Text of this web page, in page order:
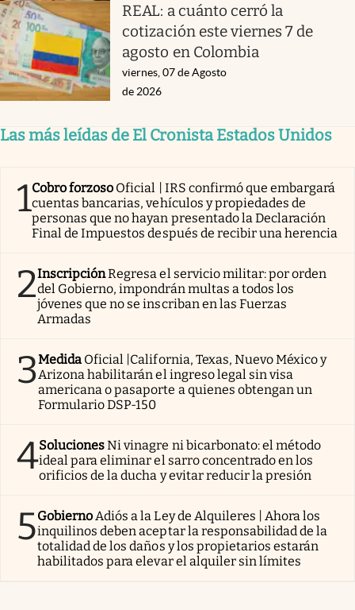
REAL: a cuánto cerró la
cotización este viernes 7 de
agosto en Colombia
viernes, 07 de Agosto
de 2026
Las más leídas de El Cronista Estados Unidos
1Cobro forzoso Oficial | IRS confirmó que embargará
cuentas bancarias, vehículos y propiedades de
personas que no hayan presentado la Declaración
Final de Impuestos después de recibir una herencia
2InscripciónRegresa el servicio militar: por orden
del Gobierno, impondrán multas a todos los
jóvenes que no se inscriban en las Fuerzas
Armadas
3Medida Oficial |California, Texas, Nuevo México y
Arizona habilitarán el ingreso legal sin visa
americana o pasaporte a quienes obtengan un
Formulario DSP-150
4SolucionesNi vinagre ni bicarbonato: el método
ideal para eliminar el sarro concentrado en los
orificios de la ducha y evitar reducir la presión
5GobiernoAdiós a la Ley de Alquileres | Ahora los
inquilinos deben aceptar la responsabilidad de la
totalidad de los daños y los propietarios estarán
habilitados para elevar el alquiler sin límites